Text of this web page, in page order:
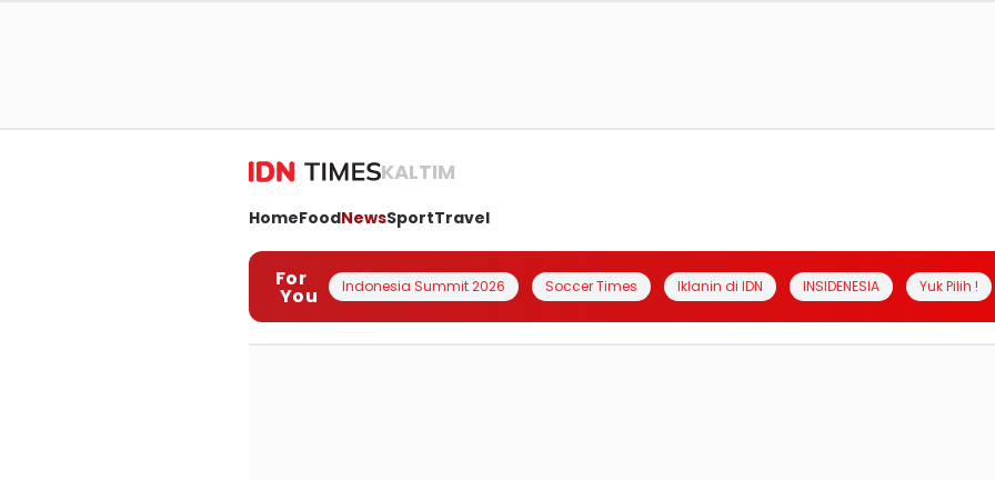
KALTIM
HomeFoodNewsSportTravel
For
You Indonesia Summit 2026 Soccer Times Iklanin di IDN INSIDENESIA Yuk Pilih !